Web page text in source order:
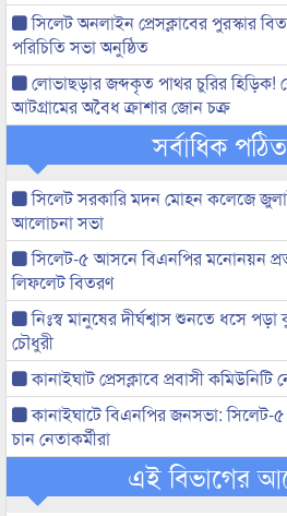
সিলেট অনলাইন প্রেসক্লাবের পুরস্কার
পরিচিতি সভা অনুষ্ঠিত
লোভাছড়ার জব্দকৃত পাথর চুরির হিড়িক!
আটগ্রামের অবৈধ ক্রাশার জোন চক্র
সর্বাধিক
সিলেট সরকারি মদন মোহন কলেজে
আলোচনা সভা
সিলেট-৫ আসনে বিএনপির মনোনয়ন
লিফলেট বিতরণ
নিঃস্ব মানুষের দীর্ঘশ্বাস শুনতে ধসে
চৌধুরী
কানাইঘাট প্রেসক্লাবে প্রবাসী
কানাইঘাটে বিএনপির জনসভা: সিলেট-৫
চান নেতাকর্মীরা
এই বিভাগের